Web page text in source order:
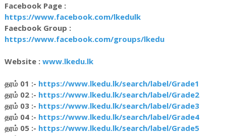
Facebook Page :
https://www.facebook.com/lkedulk
Faecbook Group :
https://www.facebook.com/groups/lkedu
Website : www.lkedu.lk
தரம் 01 :- https://www.lkedu.lk/search/label/Grade1
தரம் 02 :- https://www.lkedu.lk/search/label/Grade2
தரம் 03 :- https://www.lkedu.lk/search/label/Grade3
தரம் 04 :- https://www.lkedu.lk/search/label/Grade4
தரம் 05 :- https://www.lkedu.lk/search/label/Grade5